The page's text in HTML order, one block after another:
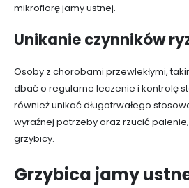
mikroflorę jamy ustnej.
Unikanie czynników
Osoby z chorobami przewlekłymi,
dbać o regularne leczenie i kontrolę
również unikać długotrwałego
wyraźnej potrzeby oraz rzucić
grzybicy.
Grzybica jamy